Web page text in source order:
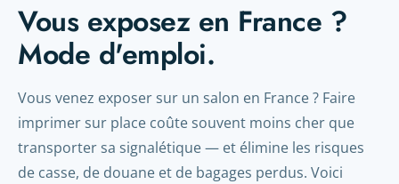
Vous exposez en France ?
Mode d'emploi.
Vous venez exposer sur un salon en France ? Faire
imprimer sur place coûte souvent moins cher que
transporter sa signalétique — et élimine les risques
de casse, de douane et de bagages perdus. Voici